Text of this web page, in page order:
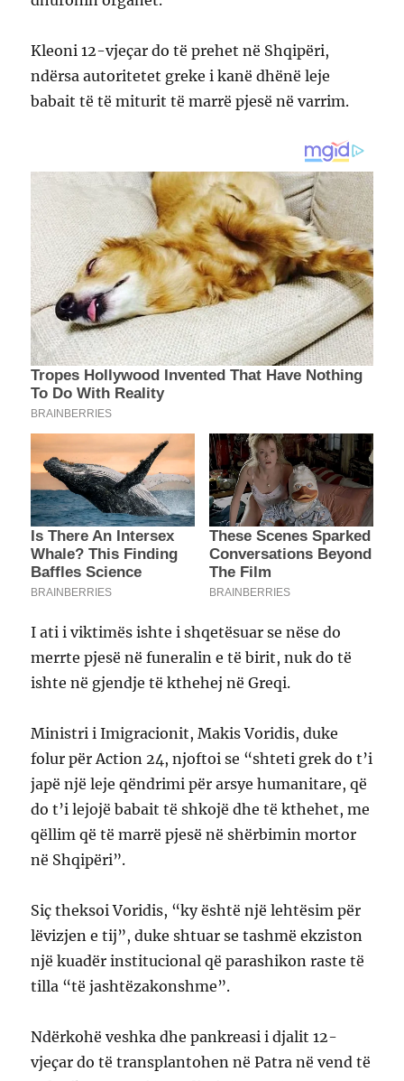
Kleoni 12-vjeçar do të prehet në Shqipëri,
ndërsa autoritetet greke i kanë dhënë leje
babait të të miturit të marrë pjesë në varrim.
I ati i viktimës ishte i shqetësuar se nëse do
merrte pjesë në funeralin e të birit, nuk do të
ishte në gjendje të kthehej në Greqi.
Ministri i Imigracionit, Makis Voridis, duke
folur për Action 24, njoftoi se “shteti grek do t’i
japë një leje qëndrimi për arsye humanitare, që
do t’i lejojë babait të shkojë dhe të kthehet, me
qëllim që të marrë pjesë në shërbimin mortor
në Shqipëri”.
Siç theksoi Voridis, “ky është një lehtësim për
lëvizjen e tij”, duke shtuar se tashmë ekziston
një kuadër institucional që parashikon raste të
tilla “të jashtëzakonshme”.
Ndërkohë veshka dhe pankreasi i djalit 12-
vjeçar do të transplantohen në Patra në vend të